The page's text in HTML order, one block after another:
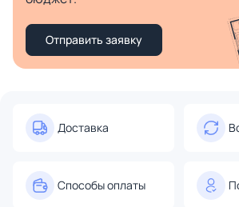
Отправить заявку
Доставка
Способы оплаты